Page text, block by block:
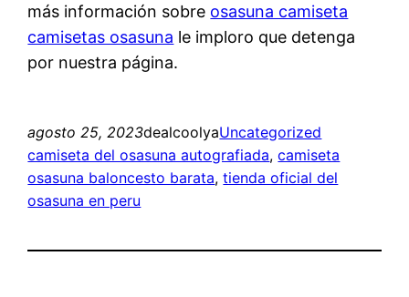
más información sobre osasuna camiseta
camisetas osasuna le imploro que detenga
por nuestra página.
agosto 25, 2023dealcoolyaUncategorized
camiseta del osasuna autografiada, camiseta
osasuna baloncesto barata, tienda oficial del
osasuna en peru